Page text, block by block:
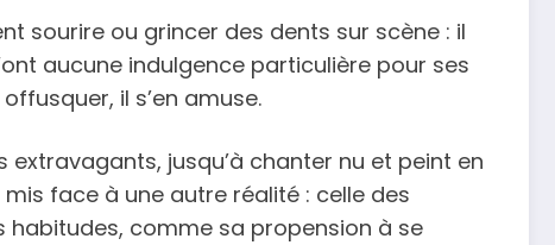
sourire ou grincer des dents sur scène : il
aucune indulgence particulière pour ses
il s’en amuse.
extravagants, jusqu’à chanter nu et peint en
face à une autre réalité : celle des
habitudes, comme sa propension à se